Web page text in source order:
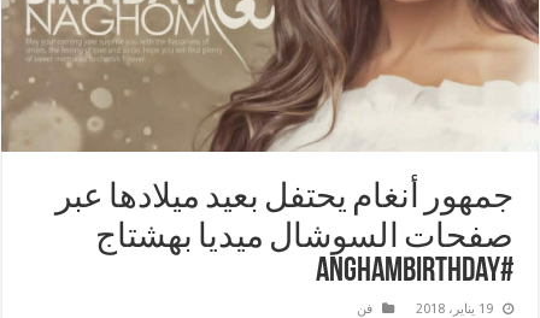
جمهور أنغام يحتفل بعيد ميلادها عبر
صفحات السوشال ميديا بهشتاج
#AnghamBirthday
19 يناير، 2018 فن